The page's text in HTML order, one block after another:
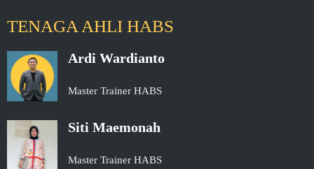
TENAGA AHLI HABS
Ardi Wardianto
Master Trainer HABS
Siti Maemonah
Master Trainer HABS